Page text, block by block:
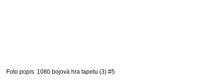
Foto popis: 1080 bojová hra tapetu (3) #5